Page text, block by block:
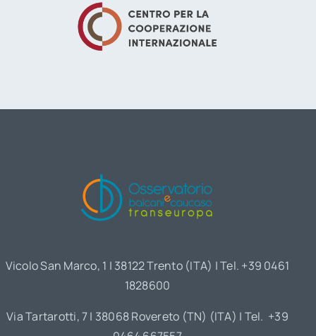
Vicolo San Marco, 1 | 38122 Trento (ITA) | Tel. +39 0461
1828600
Via Tartarotti, 7 | 38068 Rovereto (TN) (ITA) | Tel. +39